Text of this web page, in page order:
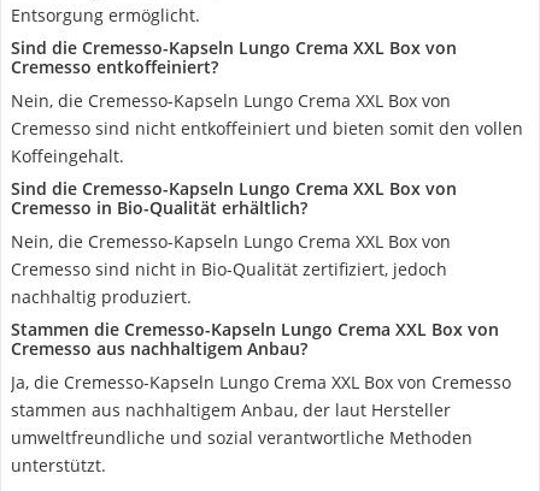
Entsorgung ermöglicht.
Sind die Cremesso-Kapseln Lungo Crema XXL Box von
Cremesso entkoffeiniert?
Nein, die Cremesso-Kapseln Lungo Crema XXL Box von
Cremesso sind nicht entkoffeiniert und bieten somit den vollen
Koffeingehalt.
Sind die Cremesso-Kapseln Lungo Crema XXL Box von
Cremesso in Bio-Qualität erhältlich?
Nein, die Cremesso-Kapseln Lungo Crema XXL Box von
Cremesso sind nicht in Bio-Qualität zertifiziert, jedoch
nachhaltig produziert.
Stammen die Cremesso-Kapseln Lungo Crema XXL Box von
Cremesso aus nachhaltigem Anbau?
Ja, die Cremesso-Kapseln Lungo Crema XXL Box von Cremesso
stammen aus nachhaltigem Anbau, der laut Hersteller
umweltfreundliche und sozial verantwortliche Methoden
unterstützt.